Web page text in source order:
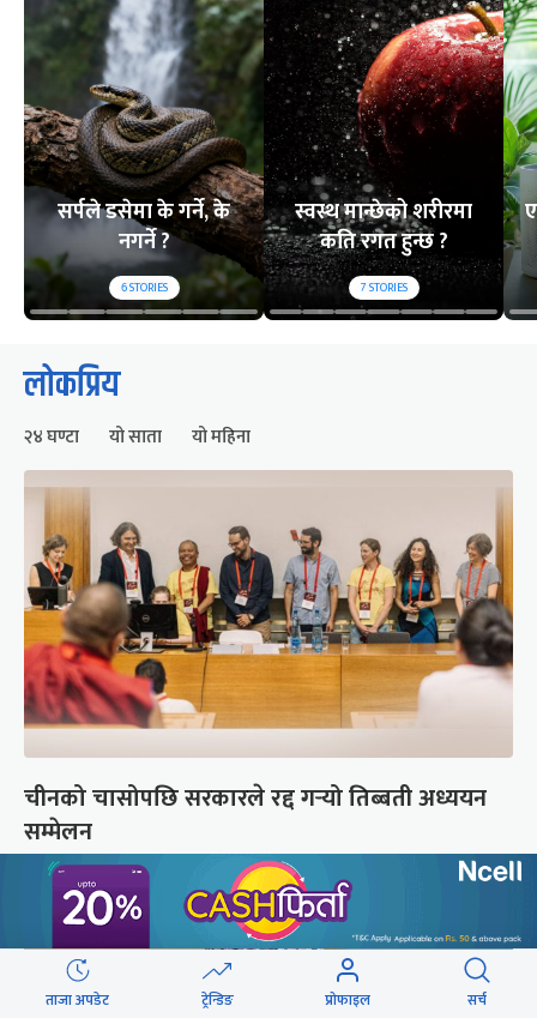
सर्पले डसेमा के गर्ने, के
नगर्ने ?
6STORIES
स्वस्थ मान्छेको शरीरमा
कति रगत हुन्छ ?
7STORIES
लोकप्रिय
२४ घण्टा यो साता यो महिना
चीनको चासोपछि सरकारले रद्द गर्‍यो तिब्बती अध्ययन
सम्मेलन
ताजा अपडेट ट्रेन्डिङ प्रोफाइल सर्च